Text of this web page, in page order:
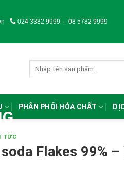
024 3382 9999 - 08 5782 9999
PHÂN PHỐI HÓA CHẤT
TỨC
Flakes 99%